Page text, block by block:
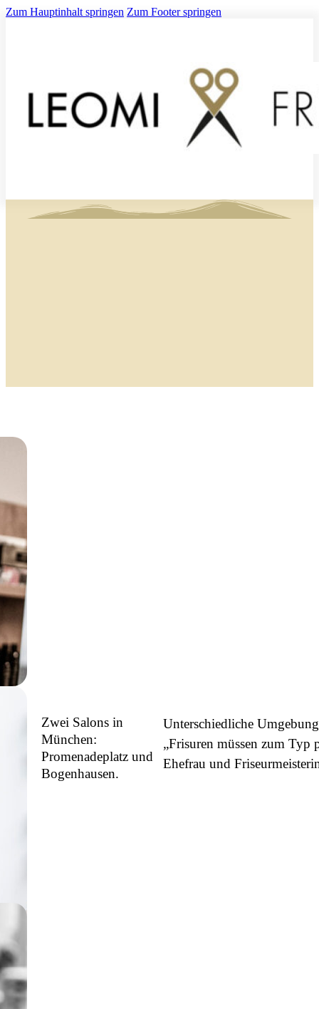
Zum Hauptinhalt springen Zum Footer springen
Zwei Salons in
München:
Promenadeplatz und
Bogenhausen.
Unterschiedliche
„Frisuren müssen zum Typ
Ehefrau und